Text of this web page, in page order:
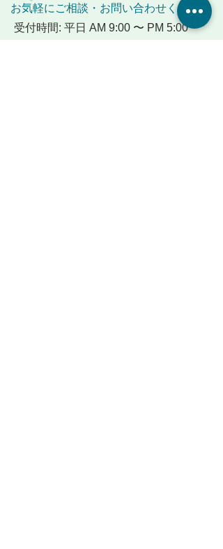
お気軽にご相談・お問い合わせください
受付時間: 平日 AM 9:00 〜 PM 5:00